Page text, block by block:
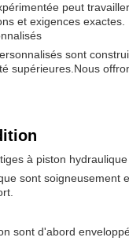
peut
et exigences exactes.
sont
supérieures.Nous
à piston hydraulique
sont
sont d'abord